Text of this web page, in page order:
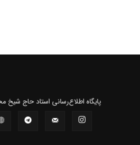
پايگاه اطلاع‌رسانی استاد حاج